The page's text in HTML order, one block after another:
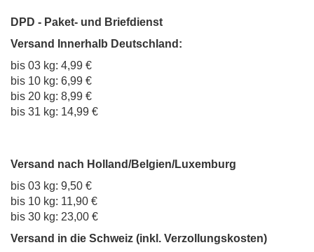
DPD - Paket- und Briefdienst
Versand Innerhalb Deutschland:
bis 03 kg: 4,99 €
bis 10 kg: 6,99 €
bis 20 kg: 8,99 €
bis 31 kg: 14,99 €
Versand nach Holland/Belgien/Luxemburg
bis 03 kg: 9,50 €
bis 10 kg: 11,90 €
bis 30 kg: 23,00 €
Versand in die Schweiz (inkl. Verzollungskosten)